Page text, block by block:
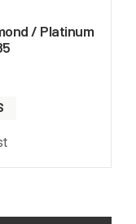
/ Platinum